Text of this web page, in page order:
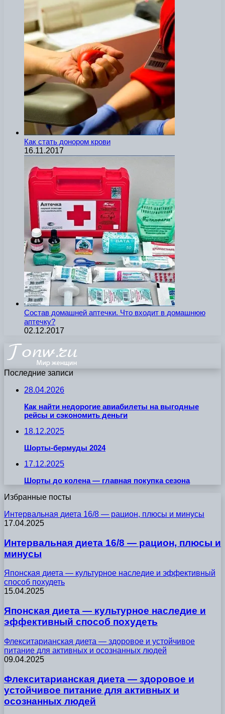
Как стать донором крови
16.11.2017
Состав домашней аптечки. Что входит в домашнюю
аптечку?
02.12.2017
Последние записи
28.04.2026
Как найти недорогие авиабилеты на выгодные
рейсы и сэкономить деньги
18.12.2025
Шорты-бермуды 2024
17.12.2025
Шорты до колена — главная покупка сезона
Избранные посты
Интервальная диета 16/8 — рацион, плюсы и минусы
17.04.2025
Интервальная диета 16/8 — рацион, плюсы и
минусы
Японская диета — культурное наследие и эффективный
способ похудеть
15.04.2025
Японская диета — культурное наследие и
эффективный способ похудеть
Флекситарианская диета — здоровое и устойчивое
питание для активных и осознанных людей
09.04.2025
Флекситарианская диета — здоровое и
устойчивое питание для активных и
осознанных людей